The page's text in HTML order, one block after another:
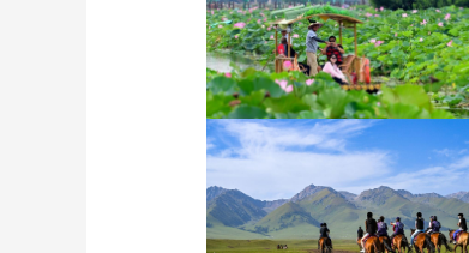
诗意中国：画船撑入花深
处